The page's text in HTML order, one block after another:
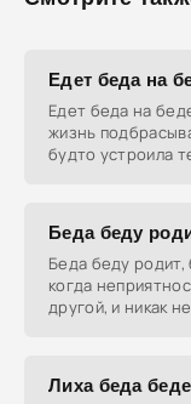
Едет беда на
Едет беда на
жизнь
будто устроила
Беда беду
Беда беду родит,
когда
другой, и никак
Лиха беда